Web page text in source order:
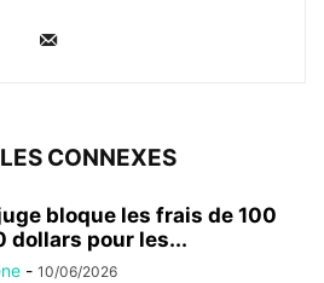
CONNEXES
bloque les frais de 100
dollars pour les...
- 10/06/2026